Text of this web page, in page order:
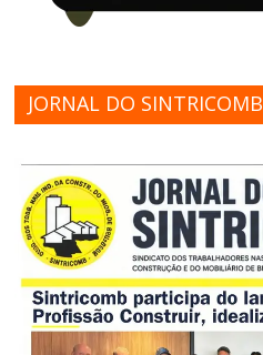
JORNAL DO SINTRICOMB